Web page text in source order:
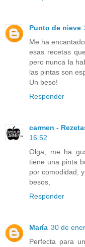
Punto de nieve
Me ha
esas recetas
pero nunca la
las pintas son
Un beso!
Responder
carmen -
16:52
Olga, me ha
tiene una pinta
por comodidad,
besos,
Responder
María 30 de
Perfecta para